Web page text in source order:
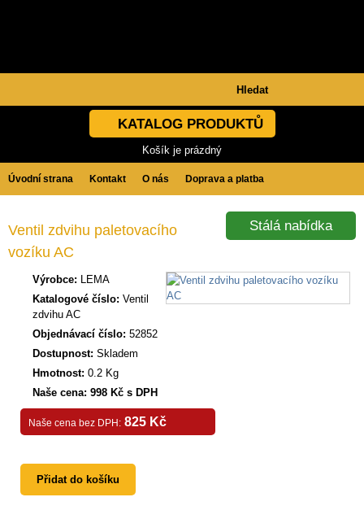
KATALOG PRODUKTŮ
Košík je prázdný
Úvodní strana Kontakt O nás Doprava a platba
Ventil zdvihu paletovacího
vozíku AC
Výrobce: LEMA
Katalogové číslo: Ventil
zdvihu AC
Objednávací číslo: 52852
Dostupnost: Skladem
Hmotnost: 0.2 Kg
Naše cena: 998 Kč s DPH
Naše cena bez DPH: 825 Kč
Stálá nabídka
Přidat do košíku